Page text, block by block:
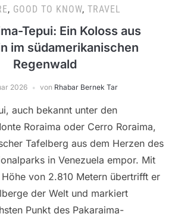
, GOOD TO KNOW, TRAVEL
Tepui: Ein Koloss aus
im südamerikanischen
Regenwald
2026 von Rhabar Bernek Tar
auch bekannt unter den
Roraima oder Cerro Roraima,
Tafelberg aus dem Herzen des
in Venezuela empor. Mit
von 2.810 Metern übertrifft er
der Welt und markiert
Punkt des Pakaraima-